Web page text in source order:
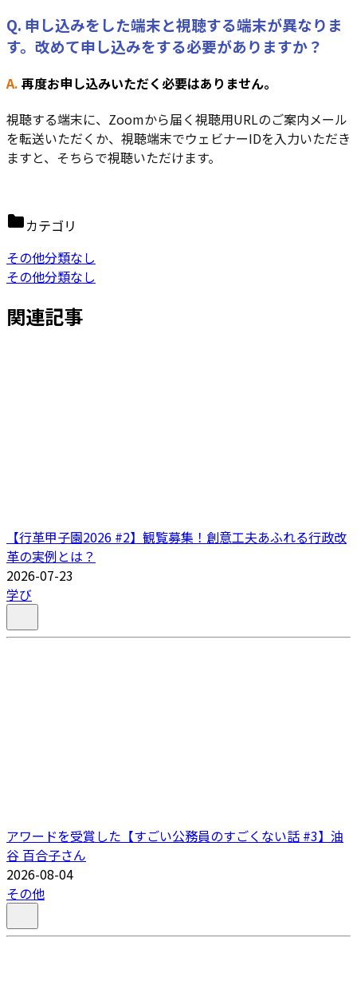
Q. 申し込みをした端末と視聴する端末が異なりま
す。改めて申し込みをする必要がありますか？
A. 再度お申し込みいただく必要はありません。
視聴する端末に、Zoomから届く視聴用URLのご案内メール
を転送いただくか、視聴端末でウェビナーIDを入力いただき
ますと、そちらで視聴いただけます。
カテゴリ
その他分類なし
その他分類なし
関連記事
【行革甲子園2026 #2】観覧募集！創意工夫あふれる行政改
革の実例とは？
2026-07-23
学び
アワードを受賞した【すごい公務員のすごくない話 #3】油
谷 百合子さん
2026-08-04
その他